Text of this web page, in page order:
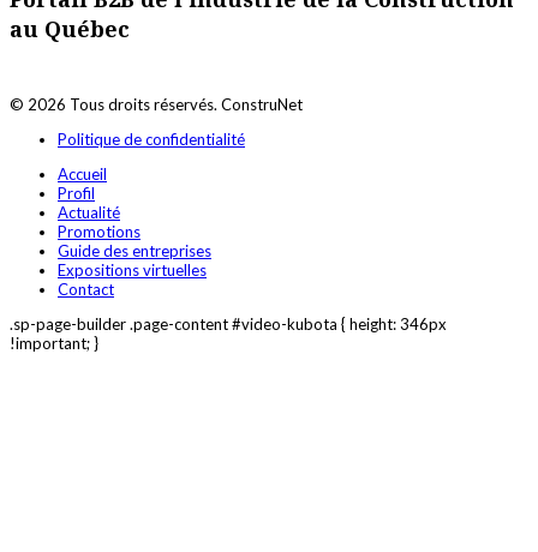
au Québec
© 2026 Tous droits réservés. ConstruNet
Politique de confidentialité
Accueil
Profil
Actualité
Promotions
Guide des entreprises
Expositions virtuelles
Contact
.sp-page-builder .page-content #video-kubota { height: 346px
!important; }